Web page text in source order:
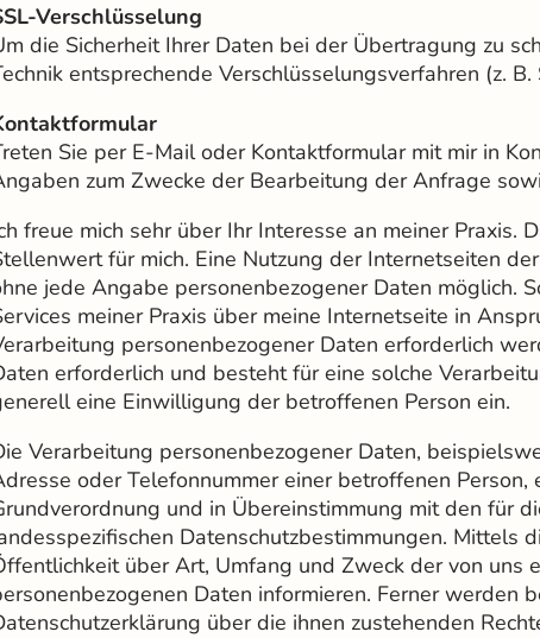
Verschlüsselung
die Sicherheit Ihrer Daten bei der Übertragung zu
entsprechende Verschlüsselungsverfahren (z. B.
Sie per E-Mail oder Kontaktformular mit mir in
zum Zwecke der Bearbeitung der Anfrage
freue mich sehr über Ihr Interesse an meiner Praxis.
für mich. Eine Nutzung der Internetseiten
jede Angabe personenbezogener Daten möglich.
meiner Praxis über meine Internetseite in
personenbezogener Daten erforderlich
erforderlich und besteht für eine solche
eine Einwilligung der betroffenen Person ein.
Verarbeitung personenbezogener Daten,
oder Telefonnummer einer betroffenen
und in Übereinstimmung mit den für
Datenschutzbestimmungen. Mittels
über Art, Umfang und Zweck der von uns
Daten informieren. Ferner werden
über die ihnen zustehenden